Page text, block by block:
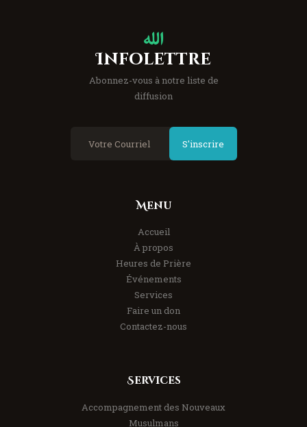
Infolettre
Abonnez-vous à notre liste de
diffusion
S'inscrire
Menu
Accueil
À propos
Heures de Prière
Événements
Services
Faire un don
Contactez-nous
Services
Accompagnement des Nouveaux
Musulmans